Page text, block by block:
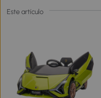
Este artículo